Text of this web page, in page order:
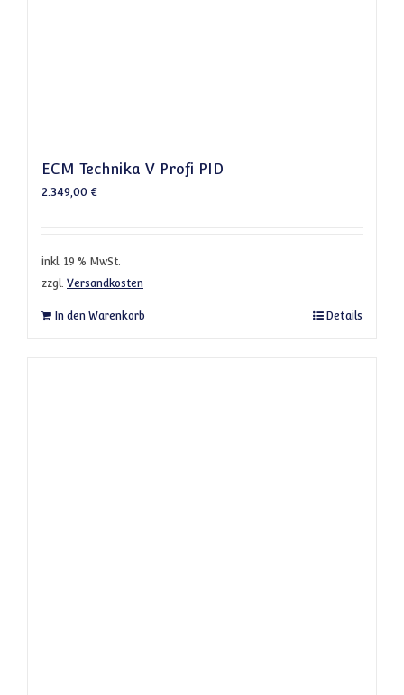
ECM Technika V Profi PID
2.349,00 €
inkl. 19 % MwSt.
zzgl. Versandkosten
In den Warenkorb Details